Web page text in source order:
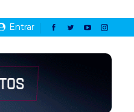
Entrar